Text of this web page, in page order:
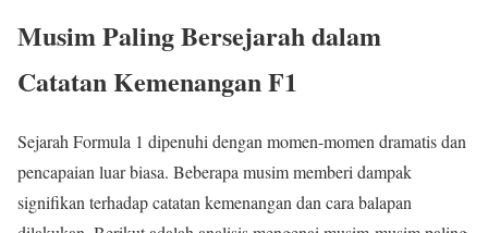
Musim Paling Bersejarah dalam
Catatan Kemenangan F1
Sejarah Formula 1 dipenuhi dengan momen-momen dramatis dan
pencapaian luar biasa. Beberapa musim memberi dampak
signifikan terhadap catatan kemenangan dan cara balapan